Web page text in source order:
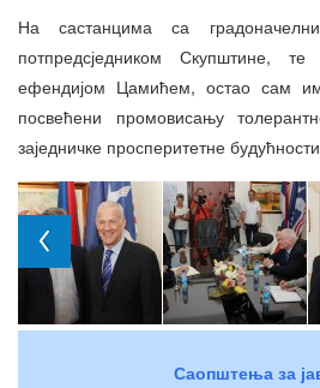
На састанцима са
потпредсједником Скупштине,
ефендијом Цамићем, остао сам
посвећени промовисању
заједничке просперитетне
Саопштења за